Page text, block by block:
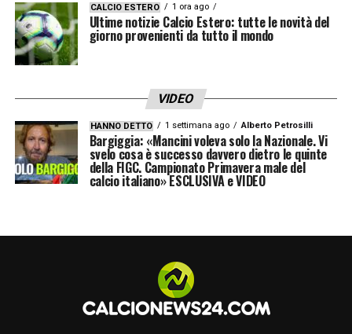
CALCIO ESTERO 1 ora ago
Ultime notizie Calcio Estero: tutte le novità del
giorno provenienti da tutto il mondo
VIDEO
HANNO DETTO 1 settimana ago Alberto Petrosilli
Bargiggia: «Mancini voleva solo la Nazionale. Vi
svelo cosa è successo davvero dietro le quinte
della FIGC. Campionato Primavera male del
calcio italiano» ESCLUSIVA e VIDEO